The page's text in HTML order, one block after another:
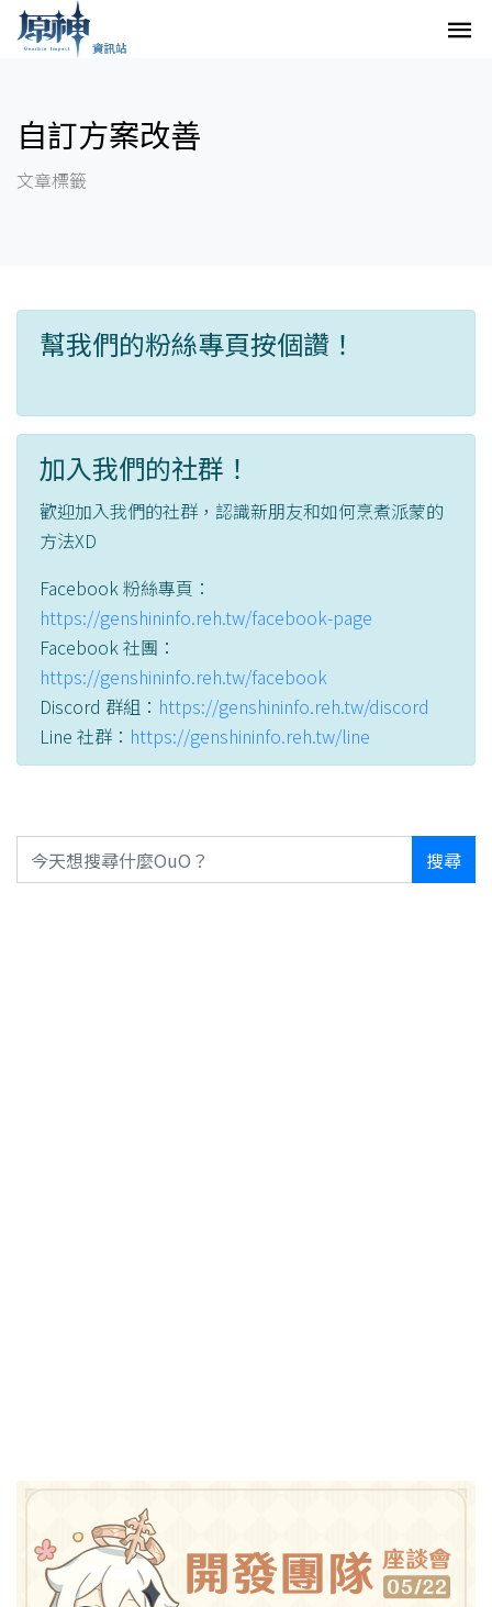
自訂方案改善
文章標籤
幫我們的粉絲專頁按個讚！
加入我們的社群！
歡迎加入我們的社群，認識新朋友和如何烹煮派蒙的
方法XD
Facebook 粉絲專頁：
https://genshininfo.reh.tw/facebook-page
Facebook 社團：
https://genshininfo.reh.tw/facebook
Discord 群組： https://genshininfo.reh.tw/discord
Line 社群： https://genshininfo.reh.tw/line
搜尋